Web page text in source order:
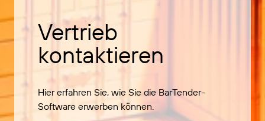
Vertrieb
kontaktieren
Hier erfahren Sie, wie Sie die BarTender-
Software erwerben können.